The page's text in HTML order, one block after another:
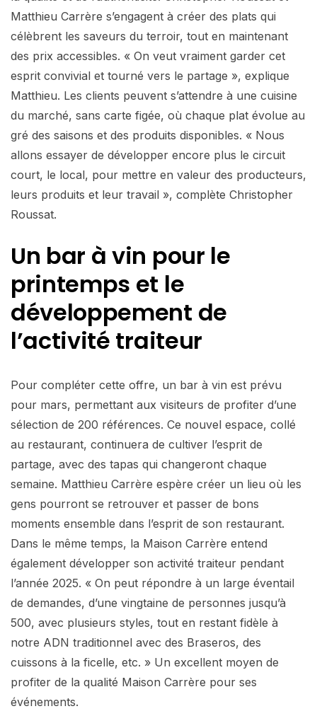
Matthieu Carrère s’engagent à créer des plats qui
célèbrent les saveurs du terroir, tout en maintenant
des prix accessibles. « On veut vraiment garder cet
esprit convivial et tourné vers le partage », explique
Matthieu. Les clients peuvent s’attendre à une cuisine
du marché, sans carte figée, où chaque plat évolue au
gré des saisons et des produits disponibles. « Nous
allons essayer de développer encore plus le circuit
court, le local, pour mettre en valeur des producteurs,
leurs produits et leur travail », complète Christopher
Roussat.
Un bar à vin pour le
printemps et le
développement de
l’activité traiteur
Pour compléter cette offre, un bar à vin est prévu
pour mars, permettant aux visiteurs de profiter d’une
sélection de 200 références. Ce nouvel espace, collé
au restaurant, continuera de cultiver l’esprit de
partage, avec des tapas qui changeront chaque
semaine. Matthieu Carrère espère créer un lieu où les
gens pourront se retrouver et passer de bons
moments ensemble dans l’esprit de son restaurant.
Dans le même temps, la Maison Carrère entend
également développer son activité traiteur pendant
l’année 2025. « On peut répondre à un large éventail
de demandes, d’une vingtaine de personnes jusqu’à
500, avec plusieurs styles, tout en restant fidèle à
notre ADN traditionnel avec des Braseros, des
cuissons à la ficelle, etc. » Un excellent moyen de
profiter de la qualité Maison Carrère pour ses
événements.